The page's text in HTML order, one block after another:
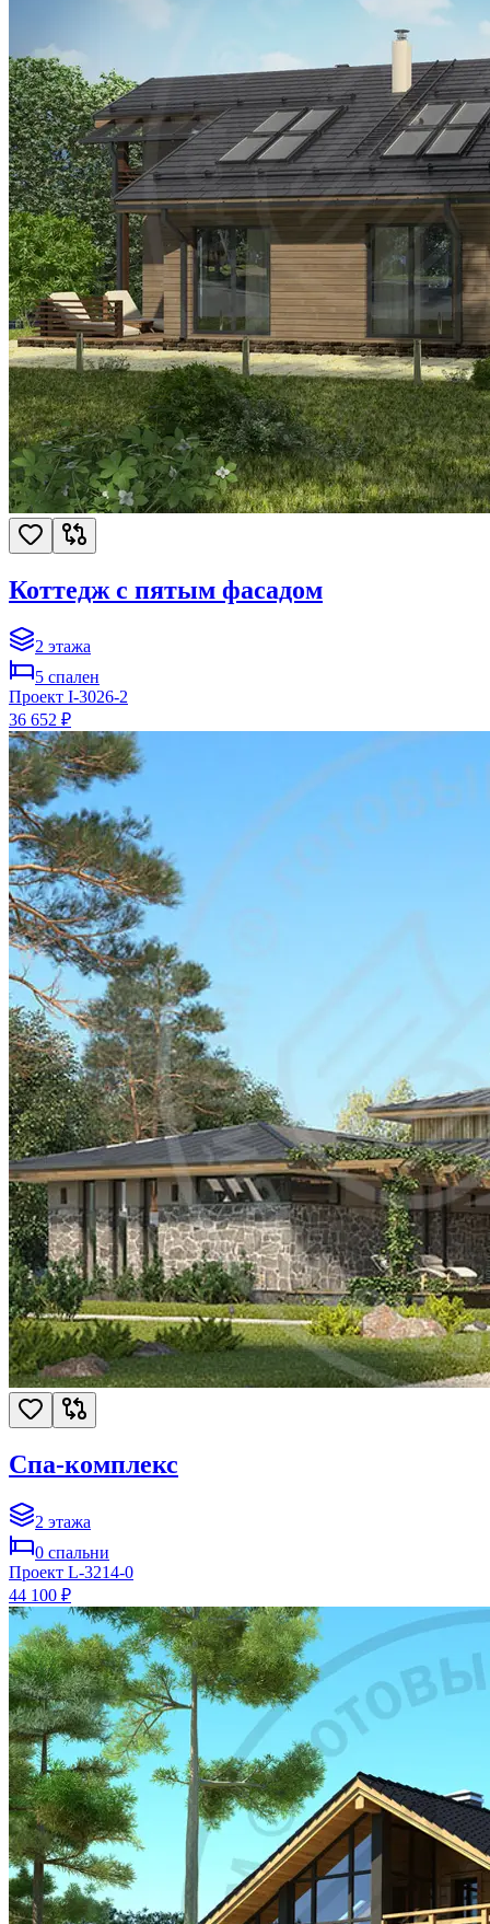
Коттедж с пятым фасадом
2 этажа
5 спален
Проект I-3026-2
36 652 ₽
Спа-комплекс
2 этажа
0 спальни
Проект L-3214-0
44 100 ₽